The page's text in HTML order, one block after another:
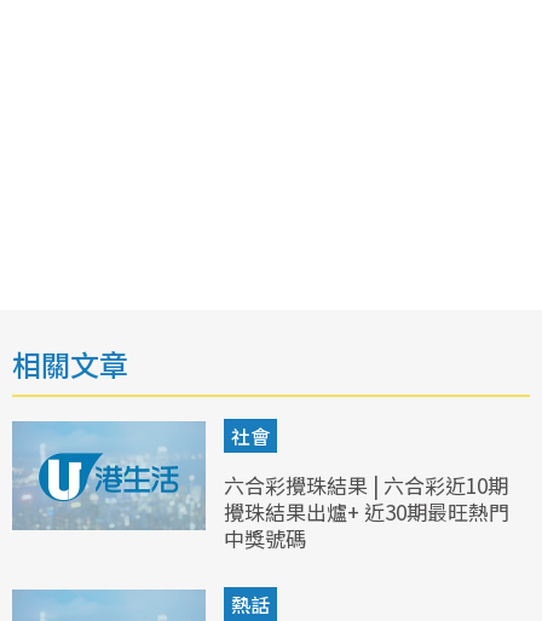
相關文章
社會
六合彩攪珠結果 | 六合彩近10期
攪珠結果出爐+ 近30期最旺熱門
中獎號碼
熱話